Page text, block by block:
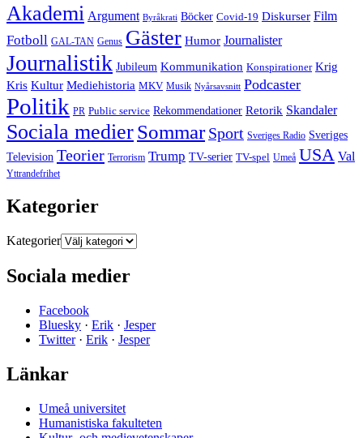
Akademi Argument Byråkrati Böcker Covid-19 Diskurser Film
Fotboll GAL-TAN Genus Gäster Humor Journalister
Journalistik Jubileum Kommunikation Konspirationer Krig
Kris Kultur Mediehistoria MKV Musik Nyårsavsnitt Podcaster
Politik PR Public service Rekommendationer Retorik Skandaler
Sociala medierSommar Sport Sveriges Radio Sveriges
Television Teorier Terrorism Trump TV-serier TV-spel Umeå USA Val
Yttrandefrihet
Kategorier
Kategorier
Sociala medier
Facebook
Bluesky · Erik · Jesper
Twitter· Erik · Jesper
Länkar
Umeå universitet
Humanistiska fakulteten